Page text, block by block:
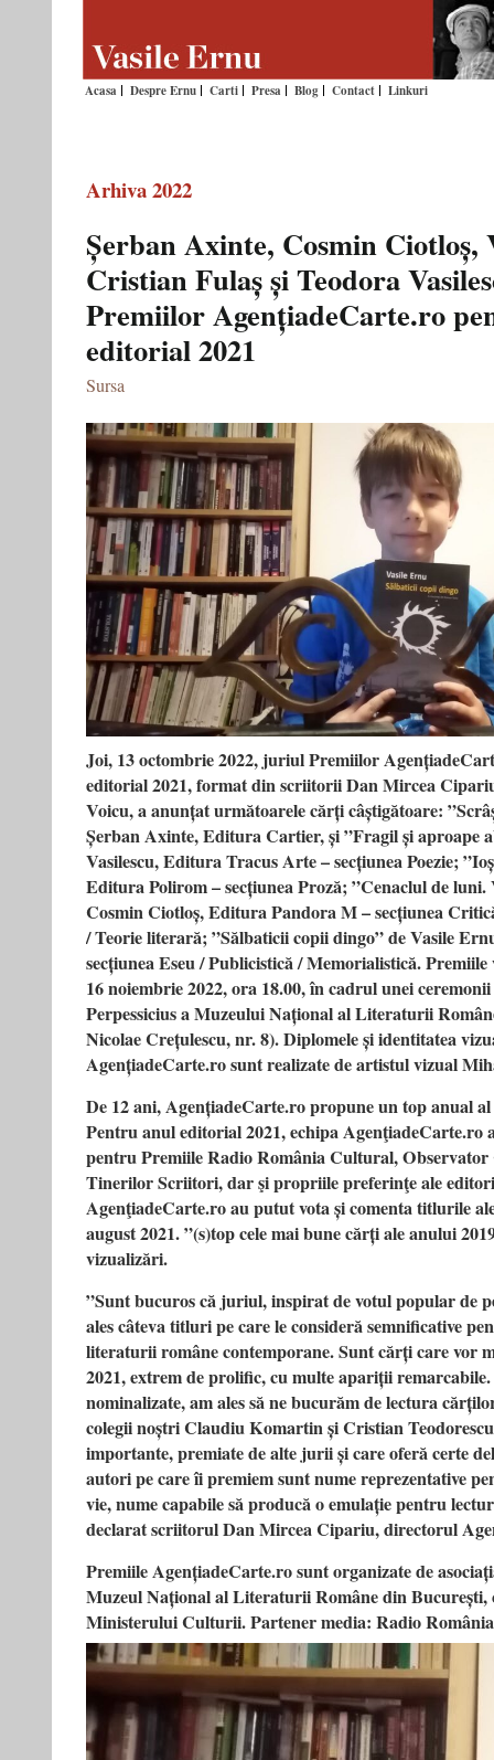
Acasa Despre Ernu Carti Presa Blog Contact Linkuri
Arhiva 2022
Șerban Axinte, Cosmin Ciotloș,
Cristian Fulaș și Teodora
Premiilor AgențiadeCarte.ro
editorial 2021
Sursa
Joi, 13 octombrie 2022, juriul Premiilor
editorial 2021, format din scriitorii Dan Mircea
Voicu, a anunțat următoarele cărți câștigătoare:
Șerban Axinte, Editura Cartier, și ”Fragil și aproape
Vasilescu, Editura Tracus Arte – secțiunea Poezie;
Editura Polirom – secțiunea Proză; ”Cenaclul de luni.
Cosmin Ciotloș, Editura Pandora M – secțiunea
/ Teorie literară; ”Sălbaticii copii dingo” de Vasile
secțiunea Eseu / Publicistică / Memorialistică.
16 noiembrie 2022, ora 18.00, în cadrul unei ceremonii
Perpessicius a Muzeului Național al Literaturii
Nicolae Crețulescu, nr. 8). Diplomele și identitatea
AgențiadeCarte.ro sunt realizate de artistul vizual
De 12 ani, AgențiadeCarte.ro propune un top anual
Pentru anul editorial 2021, echipa AgenţiadeCarte.ro
pentru Premiile Radio România Cultural,
Tinerilor Scriitori, dar şi propriile preferinţe ale
AgenţiadeCarte.ro au putut vota și comenta titlurile
august 2021. ”(s)top cele mai bune cărți ale anului
vizualizări.
”Sunt bucuros că juriul, inspirat de votul popular de
ales câteva titluri pe care le consideră semnificative
literaturii române contemporane. Sunt cărți care vor
2021, extrem de prolific, cu multe apariții
nominalizate, am ales să ne bucurăm de lectura
colegii noștri Claudiu Komartin și Cristian
importante, premiate de alte jurii și care oferă certe
autori pe care îi premiem sunt nume reprezentative
vie, nume capabile să producă o emulație pentru
declarat scriitorul Dan Mircea Cipariu, directorul
Premiile AgențiadeCarte.ro sunt organizate de
Muzeul Național al Literaturii Române din
Ministerului Culturii. Partener media: Radio